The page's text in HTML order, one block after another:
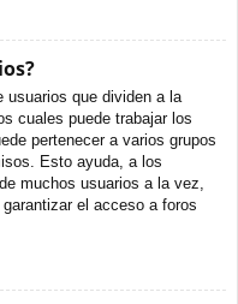
usuarios que dividen a la
cuales puede trabajar los
pertenecer a varios grupos
Esto ayuda, a los
muchos usuarios a la vez,
el acceso a foros